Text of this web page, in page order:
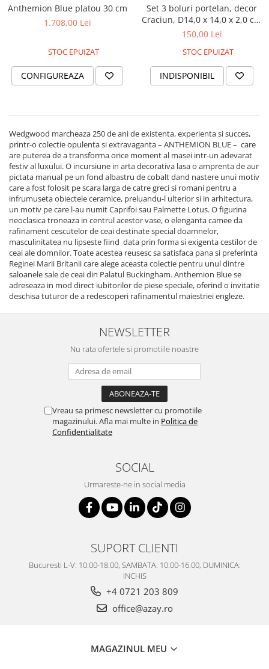
HIBISCUS
ANTHEMION GREY
ORCHARD
CREATURES OF CURIOSITY
RENAISSANCE RED
SERENDIPITY WHITE
FLOWER FESTIVAL BLUE
FLOWER FESTIVAL RED
LOVE BIRDS
CHIQUE VERDE
CHIQUE ROZ
CHIQUE STRIPES VERDE
Renaissance Grey
Royal White
CHIQUE STRIPES GALBEN
CHIQUE GALBEN
Anthemion Blue platou 30 cm
1.708,00 Lei
STOC EPUIZAT
CONFIGUREAZA
Set 3 boluri portelan, decor
Craciun, D14,0 x 14,0 x 2,0 cm
fiecare
150,00 Lei
STOC EPUIZAT
INDISPONIBIL
Wedgwood marcheaza 250 de ani de existenta, experienta si succes,
printr-o colectie opulenta si extravaganta – ANTHEMION BLUE – care
are puterea de a transforma orice moment al masei intr-un adevarat
festiv al luxului. O incursiune in arta decorativa lasa o amprenta de aur
pictata manual pe un fond albastru de cobalt dand nastere unui motiv
care a fost folosit pe scara larga de catre greci si romani pentru a
infrumuseta obiectele ceramice, preluandu-l ulterior si in arhitectura,
un motiv pe care l-au numit Caprifoi sau Palmette Lotus. O figurina
neoclasica troneaza in centrul acestor vase, o elenganta camee da
rafinament cescutelor de ceai destinate special doamnelor,
masculinitatea nu lipseste fiind data prin forma si exigenta cestilor de
ceai ale domnilor. Toate acestea reusesc sa satisfaca pana si preferinta
Reginei Marii Britanii care alege aceasta colectie pentru unul dintre
saloanele sale de ceai din Palatul Buckingham. Anthemion Blue se
adreseaza in mod direct iubitorilor de piese speciale, oferind o invitatie
deschisa tuturor de a redescoperi rafinamentul maiestriei engleze.
NEWSLETTER
Nu rata ofertele si promotiile noastre
Vreau sa primesc newsletter cu promotiile
magazinului. Afla mai multe in Politica de
Confidentialitate
SOCIAL
Urmareste-ne in social media
SUPORT CLIENTI
Bucuresti L-V: 10.00-18.00, SAMBATA: 10.00-16.00, DUMINICA:
INCHIS
+4 0721 203 809
office@azay.ro
MAGAZINUL MEU